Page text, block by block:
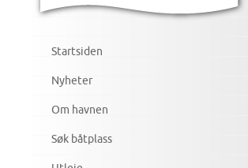
Startsiden
Nyheter
Om havnen
Søk båtplass